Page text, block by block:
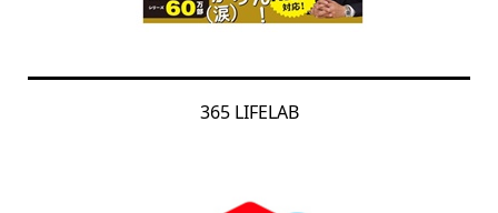
365 LIFELAB